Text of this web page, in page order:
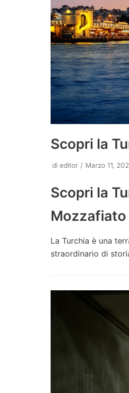
Scopri la
di editor Marzo 11,
Scopri la
Mozzafiato
La Turchia è una
straordinario di